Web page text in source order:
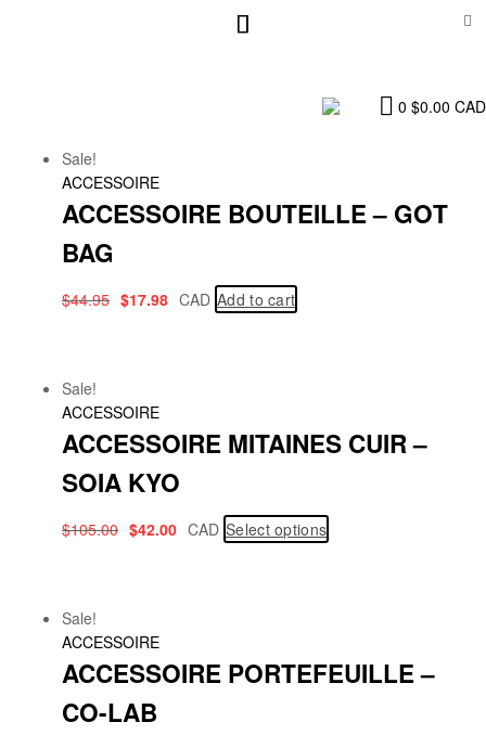
0 $0.00 CAD
Sale!
ACCESSOIRE
ACCESSOIRE BOUTEILLE – GOT
BAG
$44.95 $17.98 CAD Add to cart
Sale!
ACCESSOIRE
ACCESSOIRE MITAINES CUIR –
SOIA KYO
$105.00 $42.00 CAD Select options
Sale!
ACCESSOIRE
ACCESSOIRE PORTEFEUILLE –
CO-LAB